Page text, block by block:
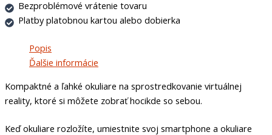
Bezproblémové vrátenie tovaru
Platby platobnou kartou alebo dobierka
Popis
Ďalšie informácie
Kompaktné a ľahké okuliare na sprostredkovanie virtuálnej
reality, ktoré si môžete zobrať hocikde so sebou.
Keď okuliare rozložíte, umiestnite svoj smartphone a okuliare